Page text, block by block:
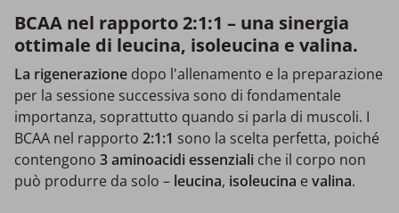
BCAA nel rapporto 2:1:1 – una sinergia
ottimale di leucina, isoleucina e valina.
La rigenerazione dopo l'allenamento e la preparazione
per la sessione successiva sono di fondamentale
importanza, soprattutto quando si parla di muscoli. I
BCAA nel rapporto 2:1:1 sono la scelta perfetta, poiché
contengono 3 aminoacidi essenziali che il corpo non
può produrre da solo – leucina, isoleucina e valina.